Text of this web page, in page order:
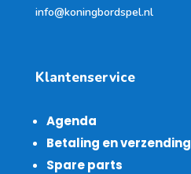
info@koningbordspel.nl
Klantenservice
Agenda
Betaling en verzending
Spare parts